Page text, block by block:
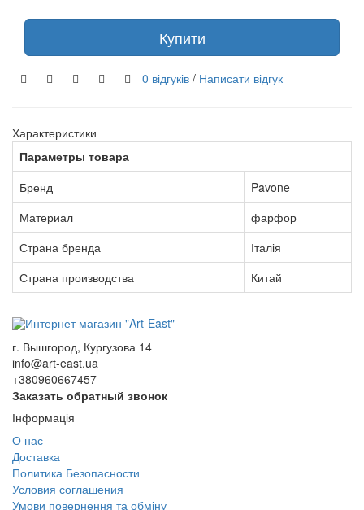
Купити
0 відгуків / Написати відгук
Характеристики
Параметры товара
Бренд
Pavone
Материал
фарфор
Страна бренда
Італія
Страна производства
Китай
г. Вышгород, Кургузова 14
info@art-east.ua
+380960667457
Заказать обратный звонок
Інформація
О нас
Доставка
Политика Безопасности
Условия соглашения
Умови повернення та обміну